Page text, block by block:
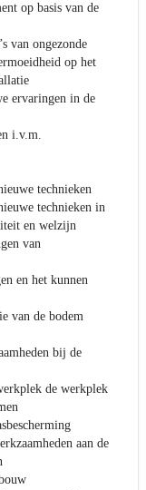
op basis van de
van ongezonde
op het
ervaringen in de
i.v.m.
technieken
technieken in
en welzijn
van
en het kunnen
van de bodem
bij de
de werkplek
aan de